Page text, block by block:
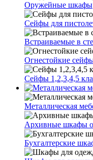
Оружейные шкафы
Сейфы для
Встраиваемые в
Огнестойкие
Сейфы 1,2,3,4,5
Металлическая
Архивные шкафы
Бухгалтерские